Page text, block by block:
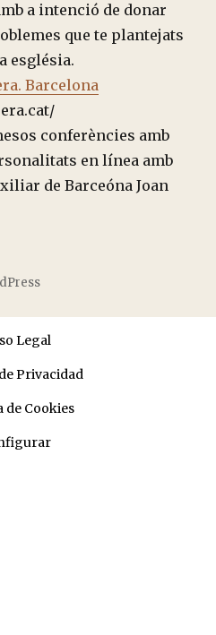
a intenció de donar
que te plantejats
església.
Barcelona
conferències amb
en línea amb
de Barceóna Joan
Legal
Privacidad
de Cookies